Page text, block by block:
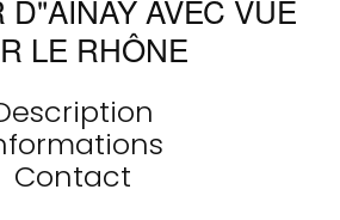
D"AINAY AVEC VUE
LE RHÔNE
Contact